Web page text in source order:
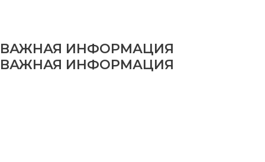
ВАЖНАЯ ИНФОРМАЦИЯ
ВАЖНАЯ ИНФОРМАЦИЯ